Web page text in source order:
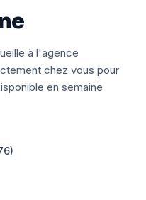
à l'agence
chez vous pour
en semaine